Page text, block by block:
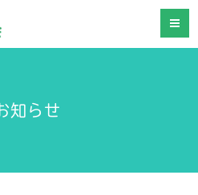
知らせ